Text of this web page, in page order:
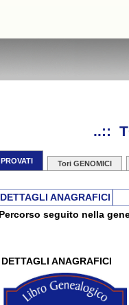
..::
Tori GENOMICI
DETTAGLI ANAGRAFICI
Percorso seguito nella
DETTAGLI ANAGRAFICI